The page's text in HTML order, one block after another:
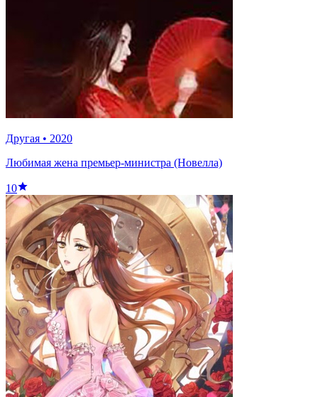
Другая • 2020
Любимая жена премьер-министра (Новелла)
10